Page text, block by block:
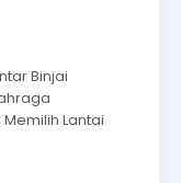
Binjai
Lantai